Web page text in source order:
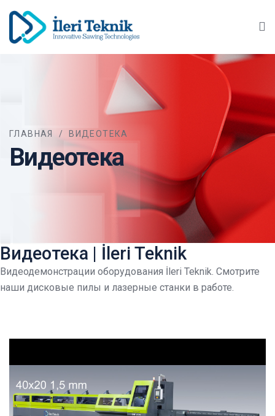
ГЛАВНАЯ / ВИДЕОТЕКА
Видеотека
Видеотека | İleri Teknik
Видеодемонстрации оборудования İleri Teknik. Смотрите
наши дисковые пилы и лазерные станки в работе.